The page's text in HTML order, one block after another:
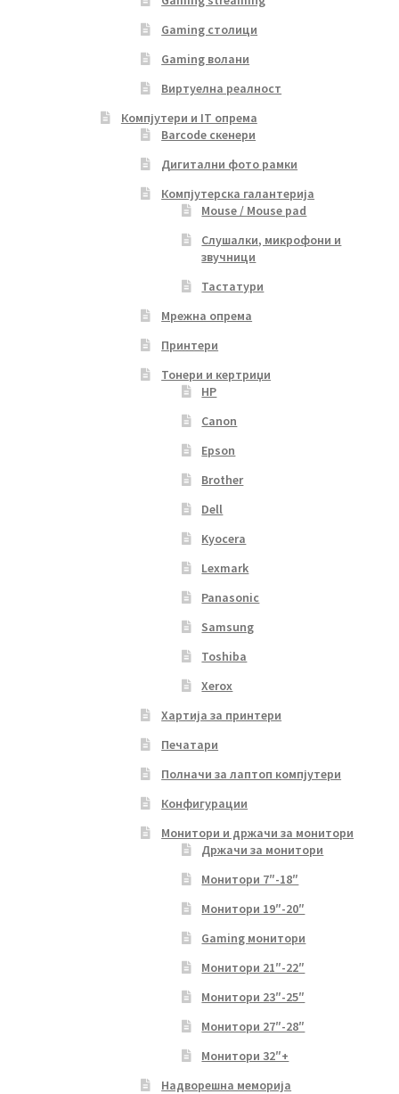
Gaming столици
Gaming волани
Виртуелна реалност
Компјутери и IT опрема
Barcode скенери
Дигитални фото рамки
Компјутерска галантерија
Mouse / Mouse pad
Слушалки, микрофони и
звучници
Тастатури
Мрежна опрема
Принтери
Тонери и кертриџи
HP
Canon
Epson
Brother
Dell
Kyocera
Lexmark
Panasonic
Samsung
Toshiba
Xerox
Хартија за принтери
Печатари
Полначи за лаптоп компјутери
Конфигурации
Монитори и држачи за монитори
Држачи за монитори
Монитори 7″-18″
Монитори 19″-20″
Gaming монитори
Монитори 21″-22″
Монитори 23″-25″
Монитори 27″-28″
Монитори 32″+
Надворешна меморија